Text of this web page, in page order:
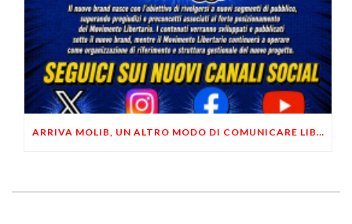
ARRIVA MOLIB, UN ALTRO MODO DI COMUNICARE LIBERTARIO